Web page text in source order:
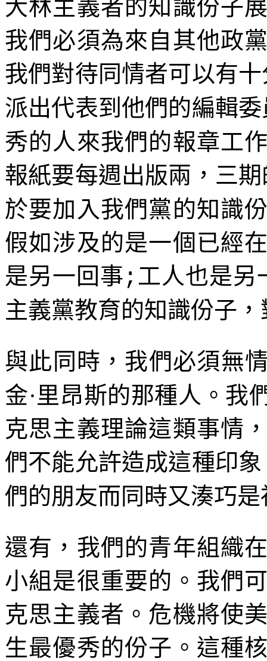
大林主義者的知識份子
我們必須為來自其他政
我們對待同情者可以有
派出代表到他們的編輯
秀的人來我們的報章工
報紙要每週出版兩，三
於要加入我們黨的知識
假如涉及的是一個已經
是另一回事; 工人也是另
主義黨教育的知識份子
與此同時，我們必須無
金·里昂斯的那種人。我
克思主義理論這類事情
們不能允許造成這種印
們的朋友而同時又湊巧
還有，我們的青年組織
小組是很重要的。我們
克思主義者。危機將使
生最優秀的份子。這種